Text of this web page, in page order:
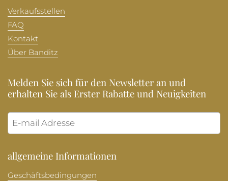
Verkaufsstellen
FAQ
Kontakt
Über Banditz
Melden Sie sich für den Newsletter an und
erhalten Sie als Erster Rabatte und Neuigkeiten
allgemeine Informationen
Geschäftsbedingungen